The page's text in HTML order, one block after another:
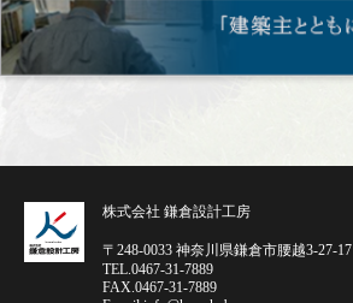
株式会社 鎌倉設計工房
〒248-0033 神奈川県鎌倉市腰越3-27-17
TEL.0467-31-7889
FAX.0467-31-7889